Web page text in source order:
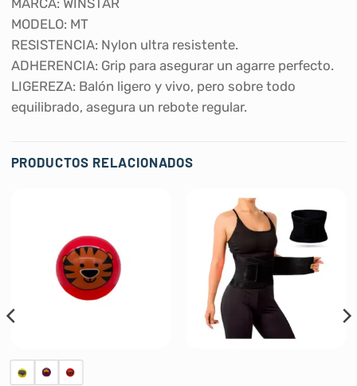
MODELO: MT
RESISTENCIA: Nylon ultra resistente.
ADHERENCIA: Grip para asegurar un agarre perfecto.
LIGEREZA: Balón ligero y vivo, pero sobre todo
equilibrado, asegura un rebote regular.
PRODUCTOS RELACIONADOS